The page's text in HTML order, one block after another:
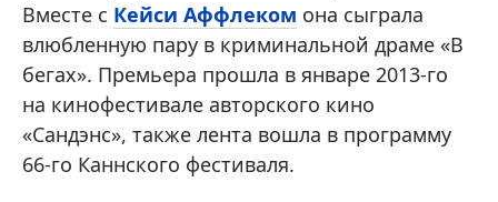
Вместе с Кейси Аффлеком она сыграла
влюбленную пару в криминальной драме «В
бегах». Премьера прошла в январе 2013-го
на кинофестивале авторского кино
«Сандэнс», также лента вошла в программу
66-го Каннского фестиваля.